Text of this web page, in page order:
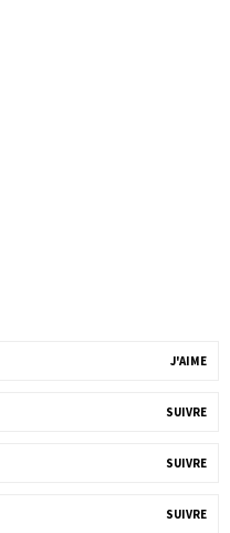
J'AIME
SUIVRE
SUIVRE
SUIVRE